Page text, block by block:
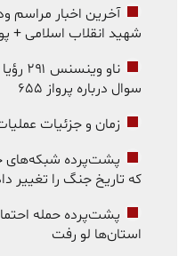
آخرین اخبار مراسم
شهید انقلاب اسلامی
سوال درباره پرواز ۶۵۵
زمان و جزئیات
پشت‌پرده شبکه‌های
که تاریخ جنگ را تغییر
پشت‌پرده حمله
استان‌ها لو رفت